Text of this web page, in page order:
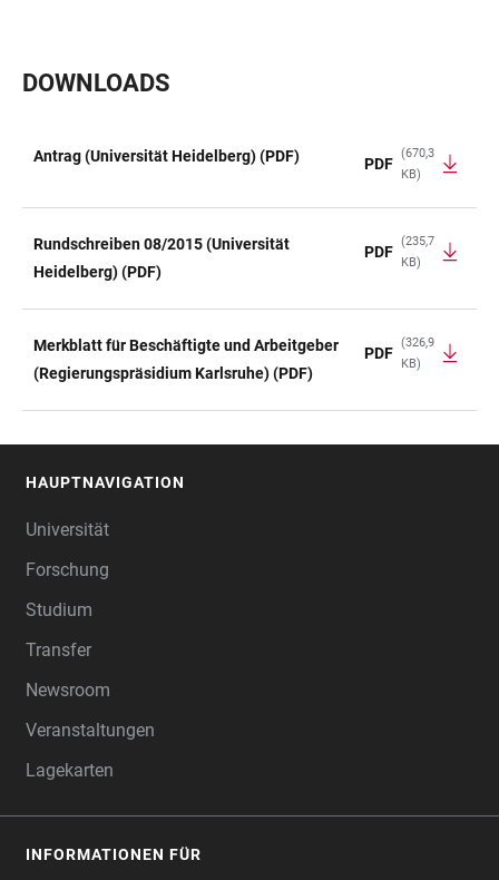
DOWNLOADS
Antrag (Universität Heidelberg) (PDF) PDF
(670,3
KB)
Rundschreiben 08/2015 (Universität
Heidelberg) (PDF)
PDF
(235,7
KB)
Merkblatt für Beschäftigte und Arbeitgeber
(Regierungspräsidium Karlsruhe) (PDF)
PDF
(326,9
KB)
HAUPTNAVIGATION
Universität
Forschung
Studium
Transfer
Newsroom
Veranstaltungen
Lagekarten
INFORMATIONEN FÜR